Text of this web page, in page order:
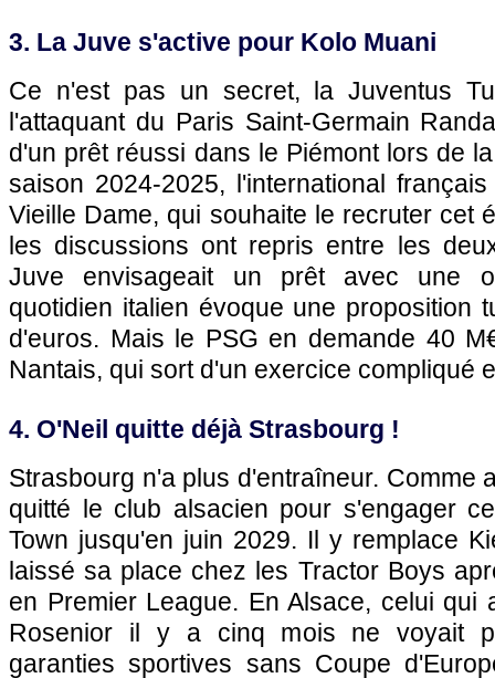
3. La Juve s'active pour Kolo Muani
Ce n'est pas un secret, la Juventus
l'attaquant du Paris Saint-Germain
d'un prêt réussi dans le Piémont lors de
saison 2024-2025, l'international
Vieille Dame, qui souhaite le recruter cet
les discussions ont repris entre les
Juve envisageait un prêt avec une
quotidien italien évoque une proposition
d'euros. Mais le PSG en demande 40
Nantais, qui sort d'un exercice compliqué
4. O'Neil quitte déjà Strasbourg !
Strasbourg n'a plus d'entraîneur. Comme
quitté le club alsacien pour s'engager
Town jusqu'en juin 2029. Il y remplace
laissé sa place chez les Tractor Boys
en Premier League. En Alsace, celui qui
Rosenior il y a cinq mois ne voyait
garanties sportives sans Coupe